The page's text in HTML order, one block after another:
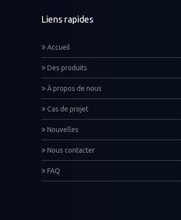
Liens rapides
Accueil
Des produits
À propos de nous
Cas de projet
Nouvelles
Nous contacter
FAQ